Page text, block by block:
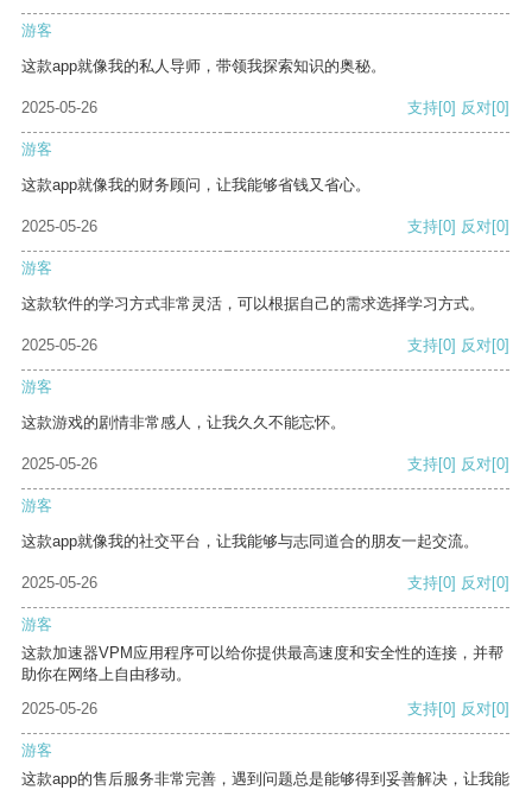
游客
这款app就像我的私人导师，带领我探索知识的奥秘。
2025-05-26 支持[0] 反对[0]
游客
这款app就像我的财务顾问，让我能够省钱又省心。
2025-05-26 支持[0] 反对[0]
游客
这款软件的学习方式非常灵活，可以根据自己的需求选择学习方式。
2025-05-26 支持[0] 反对[0]
游客
这款游戏的剧情非常感人，让我久久不能忘怀。
2025-05-26 支持[0] 反对[0]
游客
这款app就像我的社交平台，让我能够与志同道合的朋友一起交流。
2025-05-26 支持[0] 反对[0]
游客
这款加速器VPM应用程序可以给你提供最高速度和安全性的连接，并帮
助你在网络上自由移动。
2025-05-26
支持[0] 反对[0]
游客
这款app的售后服务非常完善，遇到问题总是能够得到妥善解决，让我能